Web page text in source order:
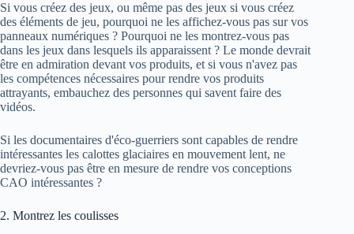
Si vous créez des jeux, ou même pas des jeux si vous créez
des éléments de jeu, pourquoi ne les affichez-vous pas sur vos
panneaux numériques ? Pourquoi ne les montrez-vous pas
dans les jeux dans lesquels ils apparaissent ? Le monde devrait
être en admiration devant vos produits, et si vous n'avez pas
les compétences nécessaires pour rendre vos produits
attrayants, embauchez des personnes qui savent faire des
vidéos.
Si les documentaires d'éco-guerriers sont capables de rendre
intéressantes les calottes glaciaires en mouvement lent, ne
devriez-vous pas être en mesure de rendre vos conceptions
CAO intéressantes ?
2. Montrez les coulisses